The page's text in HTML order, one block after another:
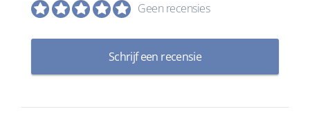
Geen recensies
Schrijf een recensie